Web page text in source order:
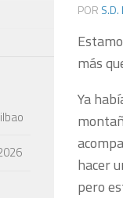
POR S.D.
más
Ya
hacer
pero